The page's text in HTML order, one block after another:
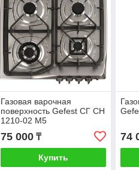
Газовая варочная
поверхность Gefest СГ СН
1210-02 М5
75 000₸
Купить
74